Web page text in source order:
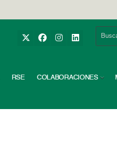
RSE COLABORACIONES